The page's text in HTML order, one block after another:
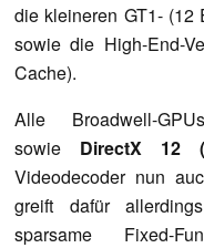
die kleineren GT1- (12
sowie die High-End-
Cache).
Alle Broadwell-
sowie DirectX 12
Videodecoder nun
greift dafür
sparsame Fixed-